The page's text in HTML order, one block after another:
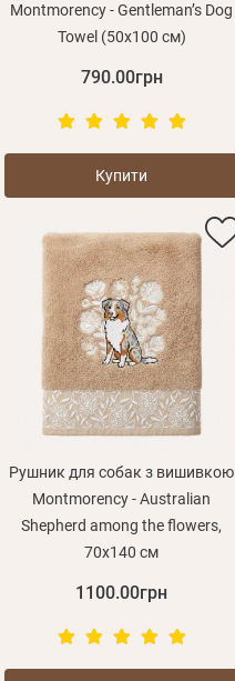
Montmorency - Gentleman’s Dog
Towel (50x100 см)
790.00грн
Купити
Рушник для собак з вишивкою
Montmorency - Australian
Shepherd among the flowers,
70х140 см
1100.00грн